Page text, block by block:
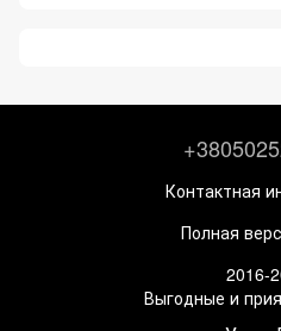
Контактная
Полная
2016-
Выгодные и